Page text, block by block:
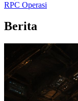
RPC Operasi
Berita